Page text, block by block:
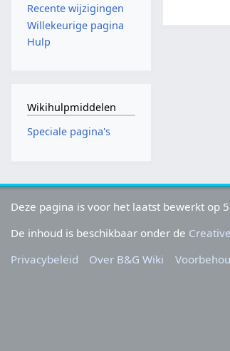
Recente wijzigingen
Willekeurige pagina
Hulp
Wikihulpmiddelen
Speciale pagina's
Deze pagina is voor het laatst bewerkt op
De inhoud is beschikbaar onder de
Privacybeleid
Over B&G Wiki